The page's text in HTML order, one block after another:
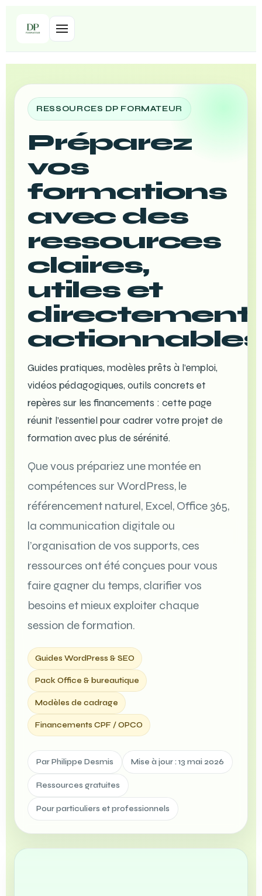
RESSOURCES DP FORMATEUR
Préparez
vos
formations
avec des
ressources
claires,
utiles et
directement
actionnables
Guides pratiques, modèles prêts à l’emploi,
vidéos pédagogiques, outils concrets et
repères sur les financements : cette page
réunit l’essentiel pour cadrer votre projet de
formation avec plus de sérénité.
Que vous prépariez une montée en
compétences sur WordPress, le
référencement naturel, Excel, Office 365,
la communication digitale ou
l’organisation de vos supports, ces
ressources ont été conçues pour vous
faire gagner du temps, clarifier vos
besoins et mieux exploiter chaque
session de formation.
Guides WordPress & SEO
Pack Office & bureautique
Modèles de cadrage
Financements CPF / OPCO
Par Philippe Desmis Mise à jour : 13 mai 2026
Ressources gratuites
Pour particuliers et professionnels